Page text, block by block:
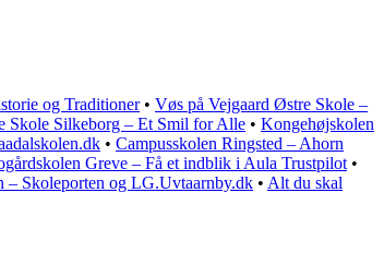
og Traditioner• Vøs på Vejgaard Østre Skole –
Skole Silkeborg – Et Smil for Alle • Kongehøjskolen
• Campusskolen Ringsted – Ahorn
Greve – Få et indblik i Aula Trustpilot •
– Skoleporten og LG.Uvtaarnby.dk • Alt du skal